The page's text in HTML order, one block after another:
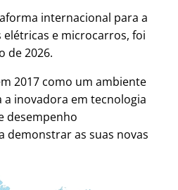
internacional para a
e microcarros, foi
de 2026.
2017 como um ambiente
inovadora em tecnologia
desempenho
demonstrar as suas novas